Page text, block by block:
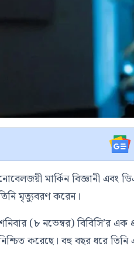
মার্কিন বিজ্ঞানী
মৃত্যুবরণ করেন।
(৮ নভেম্বর) বিবিসি’র এক
করেছে। বহু বছর ধরে তিনি